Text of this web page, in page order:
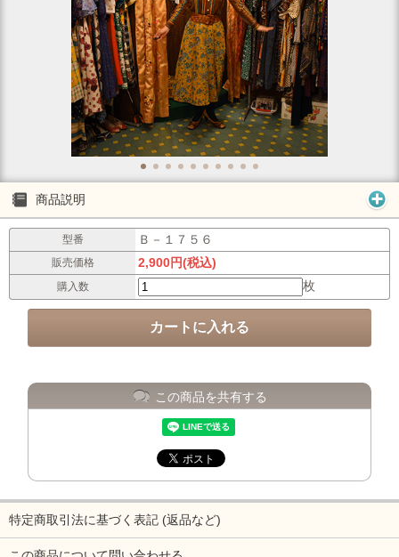
商品説明
型番 Ｂ－１７５６
販売価格 2,900円(税込)
購入数 枚
この商品を共有する
特定商取引法に基づく表記 (返品など)